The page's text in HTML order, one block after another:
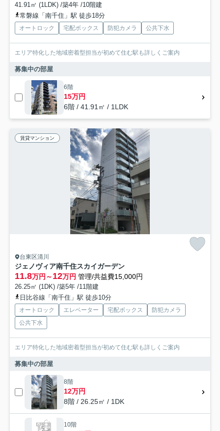
41.91㎡ (1LDK) /築4年 /10階建
常磐線「南千住」駅 徒歩18分
オートロック 宅配ボックス 防犯カメラ 公共下水
エリア特化した地域密着型担当が初めて住む駅も詳しくご案内
募集中の部屋
6階
15万円
6階 / 41.91㎡ / 1LDK
賃貸マンション
台東区清川
ジェノヴィア南千住スカイガーデン
11.8万円～12万円 管理/共益費15,000円
26.25㎡ (1DK) /築5年 /11階建
日比谷線「南千住」駅 徒歩10分
オートロック エレベーター 宅配ボックス
防犯カメラ
公共下水
エリア特化した地域密着型担当が初めて住む駅も詳しくご案内
募集中の部屋
8階
12万円
8階 / 26.25㎡ / 1DK
10階